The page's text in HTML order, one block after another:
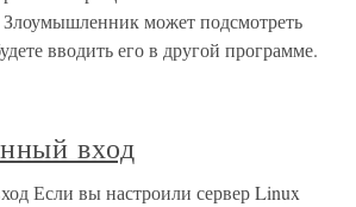
Злоумышленник может подсмотреть
вводить его в другой программе.
вход
Если вы настроили сервер Linux